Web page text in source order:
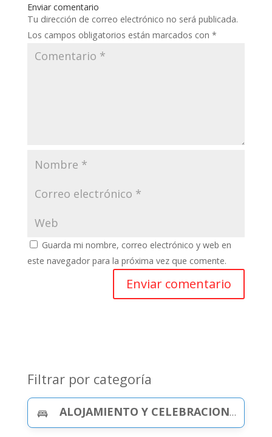
Enviar comentario
Tu dirección de correo electrónico no será publicada.
Los campos obligatorios están marcados con *
Guarda mi nombre, correo electrónico y web en
este navegador para la próxima vez que comente.
Filtrar por categoría
ALOJAMIENTO Y CELEBRACIONES